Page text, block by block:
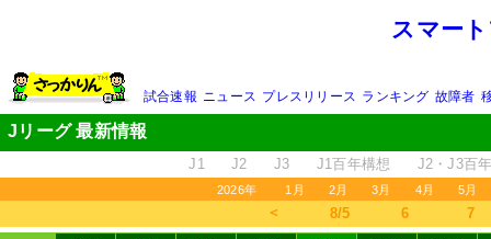
スマー
試合速報 ニュース プレスリリース ランキング 故障者
Jリーグ 最新情報
J1 J2 J3 J1百年構想 J2・J3百
2026年 1月 2月 3月 4月 5月
＜ 8/5 6 7